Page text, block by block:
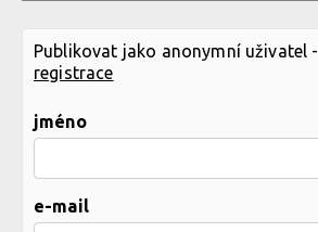
Publikovat jako anonymní uživatel -
registrace
jméno
e-mail